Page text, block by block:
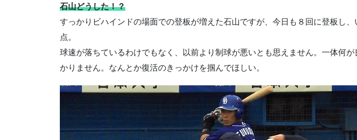
石山どうした！？
すっかりビハインドの場面での登板が増えた石山ですが、今日も８回に登板し、
点。
球速が落ちているわけでもなく、以前より制球が悪いとも思えません。一体何
かりません。なんとか復活のきっかけを掴んでほしい。